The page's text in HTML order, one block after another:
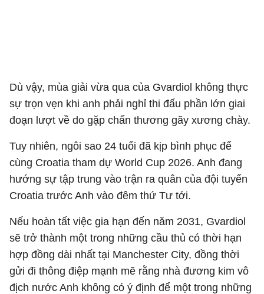
Dù vậy, mùa giải vừa qua của Gvardiol không thực
sự trọn vẹn khi anh phải nghỉ thi đấu phần lớn giai
đoạn lượt về do gặp chấn thương gãy xương chày.
Tuy nhiên, ngôi sao 24 tuổi đã kịp bình phục để
cùng Croatia tham dự World Cup 2026. Anh đang
hướng sự tập trung vào trận ra quân của đội tuyển
Croatia trước Anh vào đêm thứ Tư tới.
Nếu hoàn tất việc gia hạn đến năm 2031, Gvardiol
sẽ trở thành một trong những cầu thủ có thời hạn
hợp đồng dài nhất tại Manchester City, đồng thời
gửi đi thông điệp mạnh mẽ rằng nhà đương kim vô
địch nước Anh không có ý định để một trong những